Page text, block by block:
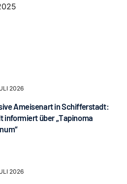
2026
Ameisenart in Schifferstadt:
informiert über „Tapinoma
2026